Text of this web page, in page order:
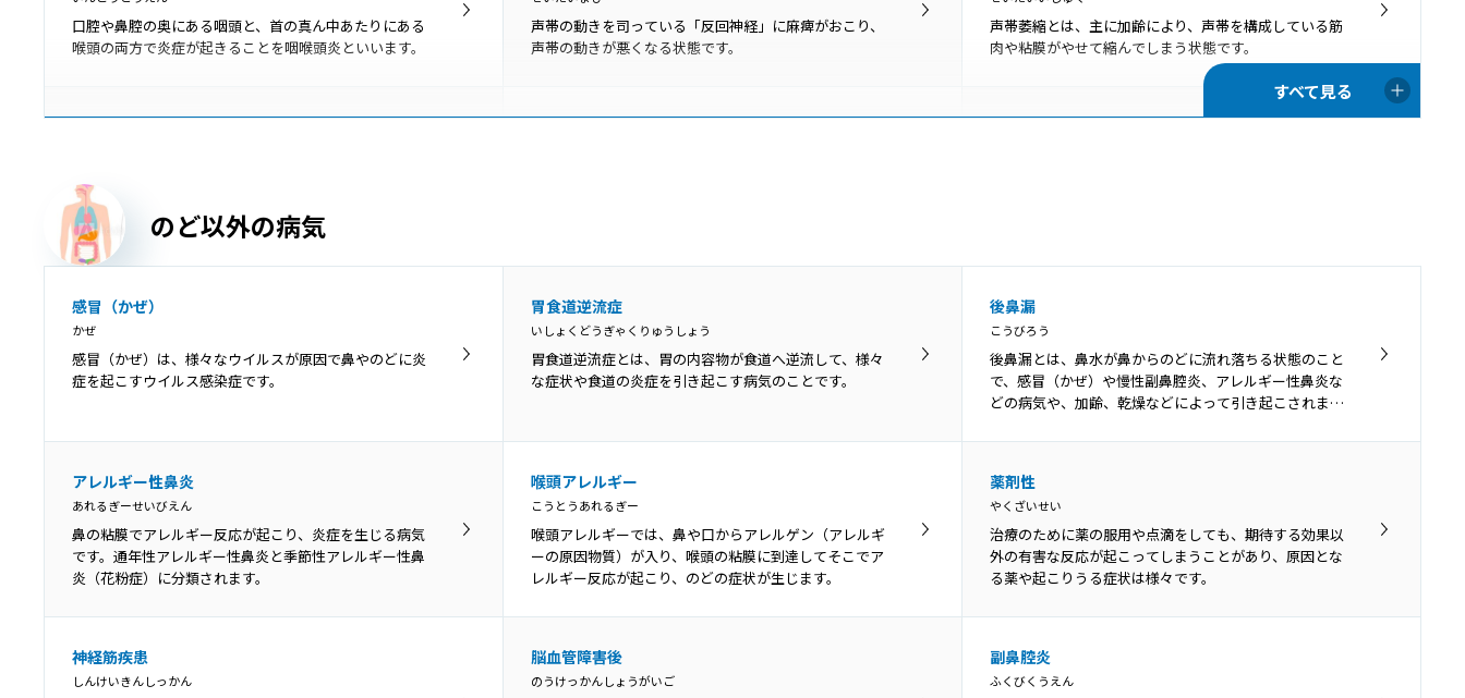
扁桃肥大とは、口蓋扁桃が肥大して通常より大きくなっ
た状態です。肥大しているだけの場合は問題ありません
睡眠時無呼吸症候群は、呼吸が一時的に停止するか減少
する状態が、睡眠中に反復して起こる病気です。
上咽頭炎とは、上咽頭に炎症が生じている状態です。主
に感冒（かぜ）の症状の一部で「急性上咽頭炎」とい
い、長期間の炎症やうっ血が続く状態を「慢性上咽頭
口腔や鼻腔の奥にある咽頭と、首の真ん中あたりにある
喉頭の両方で炎症が起きることを咽喉頭炎といいます。
声帯の動きを司っている「反回神経」に麻痺がおこり、
声帯の動きが悪くなる状態です。
声帯萎縮とは、主に加齢により、声帯を構成している筋
肉や粘膜がやせて縮んでしまう状態です。
声帯結節は、声帯に結節（ペンだこのようなもの）がで
きて、声の変化が起こる病気です。
吃音
きつおん
吃音（きつおん、どもり）とは、声を出す通り道に異常
はみられませんが、滑らかな発話ができない言語障害で
発声障害
はっせいしょうがい
発声障害は主に、器質性発声障害、機能性発声障害、神
経学的発声障害の3つに分類されます。
音声振戦症
おんせいしんせんしょう
音声振戦症とは、声がふるえる病気です。正常な発声時
は吐く息の力で声帯を振動させていますが、音声振戦症
では声帯と共にのども周期的に振動してしまいます。
喉頭がん
こうとうがん
喉頭にできるがんを喉頭がんといいます。できた部位に
より声門上がん・声門がん・声門下がんに分類され、症
状や予後が異なります。
のど以外の病気
感冒（かぜ）
かぜ
感冒（かぜ）は、様々なウイルスが原因で鼻やのどに炎
症を起こすウイルス感染症です。
胃食道逆流症
いしょくどうぎゃくりゅうしょう
胃食道逆流症とは、胃の内容物が食道へ逆流して、様々
な症状や食道の炎症を引き起こす病気のことです。
後鼻漏
こうびろう
後鼻漏とは、鼻水が鼻からのどに流れ落ちる状態のこと
で、感冒（かぜ）や慢性副鼻腔炎、アレルギー性鼻炎な
どの病気や、加齢、乾燥などによって引き起こされま
アレルギー性鼻炎
あれるぎーせいびえん
鼻の粘膜でアレルギー反応が起こり、炎症を生じる病気
です。通年性アレルギー性鼻炎と季節性アレルギー性鼻
炎（花粉症）に分類されます。
喉頭アレルギー
こうとうあれるぎー
喉頭アレルギーでは、鼻や口からアレルゲン（アレルギ
ーの原因物質）が入り、喉頭の粘膜に到達してそこでア
レルギー反応が起こり、のどの症状が生じます。
薬剤性
やくざいせい
治療のために薬の服用や点滴をしても、期待する効果以
外の有害な反応が起こってしまうことがあり、原因とな
る薬や起こりうる症状は様々です。
神経筋疾患
しんけいきんしっかん
脳血管障害後
のうけっかんしょうがいご
副鼻腔炎
ふくびくうえん